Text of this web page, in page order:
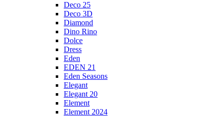
Deco 25
Deco 3D
Diamond
Dino Rino
Dolce
Dress
Eden
EDEN 21
Eden Seasons
Elegant
Elegant 20
Element
Element 2024